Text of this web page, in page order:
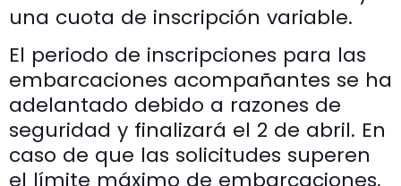
una cuota de inscripción variable.
El periodo de inscripciones para las
embarcaciones acompañantes se ha
adelantado debido a razones de
seguridad y finalizará el 2 de abril. En
caso de que las solicitudes superen
el límite máximo de embarcaciones,